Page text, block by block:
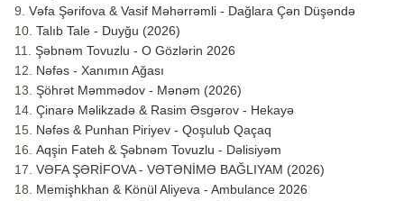
Vəfa Şərifova & Vasif Məhərrəmli - Dağlara Çən Düşəndə
Talıb Tale - Duyğu (2026)
Şəbnəm Tovuzlu - O Gözlərin 2026
Nəfəs - Xanımın Ağası
Şöhrət Məmmədov - Mənəm (2026)
Çinarə Məlikzadə & Rasim Əsgərov - Hekayə
Nəfəs & Punhan Piriyev - Qoşulub Qaçaq
Aqşin Fateh & Şəbnəm Tovuzlu - Dəlisiyəm
VƏFA ŞƏRİFOVA - VƏTƏNİMƏ BAĞLIYAM (2026)
Memişhkhan & Könül Aliyeva - Ambulance 2026